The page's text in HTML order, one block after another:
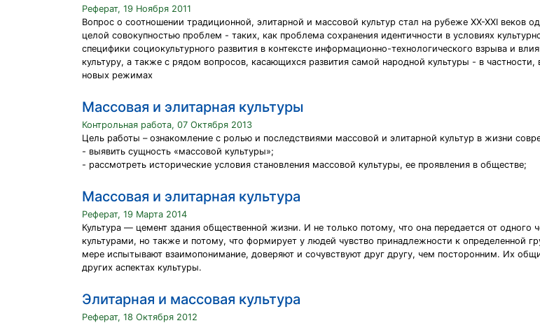
Реферат, 19 Ноября 2011
Вопрос о соотношении традиционной, элитарной и массовой культур стал на рубеже XX-XXI веков
целой совокупностью проблем - таких, как проблема сохранения идентичности в условиях
специфики социокультурного развития в контексте информационно-технологического взрыва и
культуру, а также с рядом вопросов, касающихся развития самой народной культуры - в
новых режимах
Массовая и элитарная культуры
Контрольная работа, 07 Октября 2013
Цель работы – ознакомление с ролью и последствиями массовой и элитарной культур в жизни
- выявить сущность «массовой культуры»;
- рассмотреть исторические условия становления массовой культуры, ее проявления в обществе;
Массовая и элитарная культура
Реферат, 19 Марта 2014
Культура — цемент здания общественной жизни. И не только потому, что она передается от одного
культурами, но также и потому, что формирует у людей чувство принадлежности к определенной
мере испытывают взаимопонимание, доверяют и сочувствуют друг другу, чем посторонним. Их
других аспектах культуры.
Элитарная и массовая культура
Реферат, 18 Октября 2012